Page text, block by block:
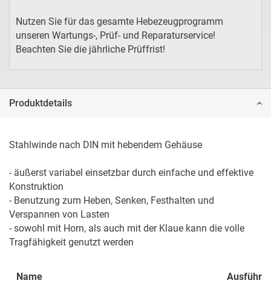
Nutzen Sie für das gesamte Hebezeugprogramm
unseren Wartungs-, Prüf- und Reparaturservice!
Beachten Sie die jährliche Prüffrist!
Produktdetails
Stahlwinde nach DIN mit hebendem Gehäuse
- äußerst variabel einsetzbar durch einfache und effektive
Konstruktion
- Benutzung zum Heben, Senken, Festhalten und
Verspannen von Lasten
- sowohl mit Horn, als auch mit der Klaue kann die volle
Tragfähigkeit genutzt werden
Name